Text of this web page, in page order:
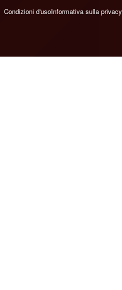
Condizioni d'usoInformativa sulla privacy